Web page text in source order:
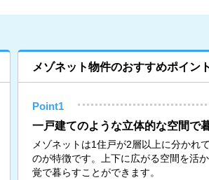
メゾネット物件のおすすめポイント
Point1
一戸建てのような立体的な空間で
メゾネットは1住戸が2層以上に分かれ
のが特徴です。上下に広がる空間を活
覚で暮らすことができます。